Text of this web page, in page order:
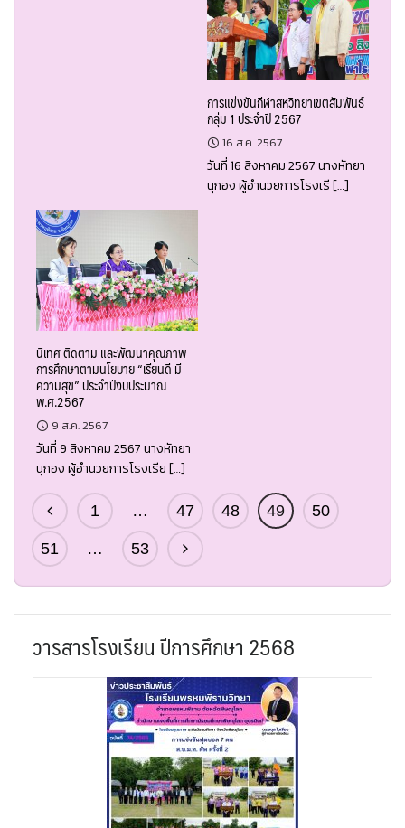
การแข่งขันกีฬาสหวิทยาเขตสัมพันธ์
กลุ่ม 1 ประจำปี 2567
16 ส.ค. 2567
วันที่ 16 สิงหาคม 2567 นางหัทยา
นุกอง ผู้อำนวยการโรงเรี […]
นิเทศ ติดตาม และพัฒนาคุณภาพ
การศึกษาตามนโยบาย “เรียนดี มี
ความสุข” ประจำปีงบประมาณ
พ.ศ.2567
9 ส.ค. 2567
วันที่ 9 สิงหาคม 2567 นางหัทยา
นุกอง ผู้อำนวยการโรงเรีย […]
1 … 47 48 49 50
51 … 53
วารสารโรงเรียน ปีการศึกษา 2568